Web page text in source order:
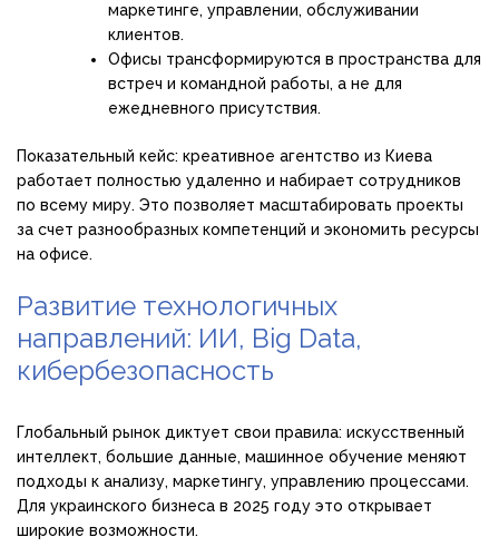
маркетинге, управлении, обслуживании
клиентов.
Офисы трансформируются в пространства для
встреч и командной работы, а не для
ежедневного присутствия.
Показательный кейс: креативное агентство из Киева
работает полностью удаленно и набирает сотрудников
по всему миру. Это позволяет масштабировать проекты
за счет разнообразных компетенций и экономить ресурсы
на офисе.
Развитие технологичных
направлений: ИИ, Big Data,
кибербезопасность
Глобальный рынок диктует свои правила: искусственный
интеллект, большие данные, машинное обучение меняют
подходы к анализу, маркетингу, управлению процессами.
Для украинского бизнеса в 2025 году это открывает
широкие возможности.